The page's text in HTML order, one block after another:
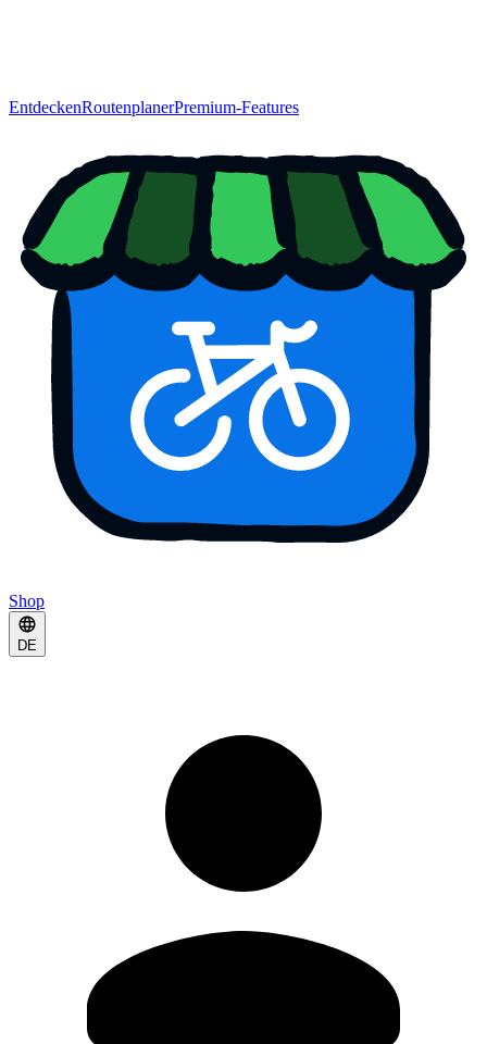
EntdeckenRoutenplanerPremium-Features
Shop
DE